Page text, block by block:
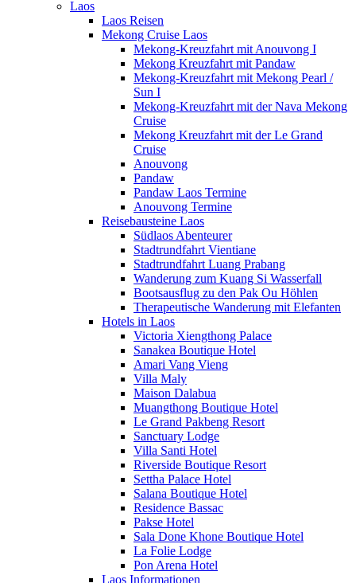
Laos
Laos Reisen
Mekong Cruise Laos
Mekong-Kreuzfahrt mit Anouvong I
Mekong Kreuzfahrt mit Pandaw
Mekong-Kreuzfahrt mit Mekong Pearl /
Sun I
Mekong-Kreuzfahrt mit der Nava Mekong
Cruise
Mekong Kreuzfahrt mit der Le Grand
Cruise
Anouvong
Pandaw
Pandaw Laos Termine
Anouvong Termine
Reisebausteine Laos
Südlaos Abenteurer
Stadtrundfahrt Vientiane
Stadtrundfahrt Luang Prabang
Wanderung zum Kuang Si Wasserfall
Bootsausflug zu den Pak Ou Höhlen
Therapeutische Wanderung mit Elefanten
Hotels in Laos
Victoria Xiengthong Palace
Sanakea Boutique Hotel
Amari Vang Vieng
Villa Maly
Maison Dalabua
Muangthong Boutique Hotel
Le Grand Pakbeng Resort
Sanctuary Lodge
Villa Santi Hotel
Riverside Boutique Resort
Settha Palace Hotel
Salana Boutique Hotel
Residence Bassac
Pakse Hotel
Sala Done Khone Boutique Hotel
La Folie Lodge
Pon Arena Hotel
Laos Informationen